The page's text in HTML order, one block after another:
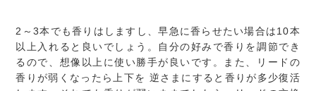
2～3本でも香りはしますし、早急に香らせたい場合は10本
以上入れると良いでしょう。自分の好みで香りを調節でき
るので、想像以上に使い勝手が良いです。また、リードの
香りが弱くなったら上下を 逆さまにすると香りが多少復活